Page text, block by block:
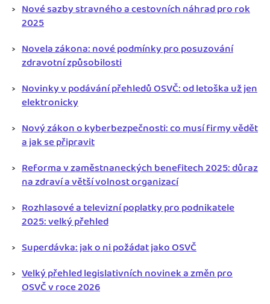
Nové sazby stravného a cestovních náhrad pro rok
2025
Novela zákona: nové podmínky pro posuzování
zdravotní způsobilosti
Novinky v podávání přehledů OSVČ: od letoška už jen
elektronicky
Nový zákon o kyberbezpečnosti: co musí firmy vědět
a jak se připravit
Reforma v zaměstnaneckých benefitech 2025: důraz
na zdraví a větší volnost organizací
Rozhlasové a televizní poplatky pro podnikatele
2025: velký přehled
Superdávka: jak o ni požádat jako OSVČ
Velký přehled legislativních novinek a změn pro
OSVČ v roce 2026